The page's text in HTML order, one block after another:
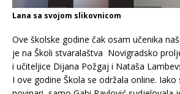
Lana sa svojom slikovnicom
Ove školske godine čak osam učenika
je na Školi stvaralaštva Novigradsko
i učiteljice Dijana Požgaj i Nataša
I ove godine Škola se održala online. Iako